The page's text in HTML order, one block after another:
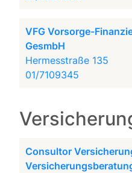
VFG Vorsorge-
GesmbH
Hermesstraße 135
01/7109345
Consultor